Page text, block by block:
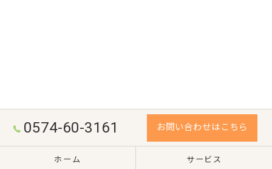
0574-60-3161 お問い合わせはこちら
ホーム サービス